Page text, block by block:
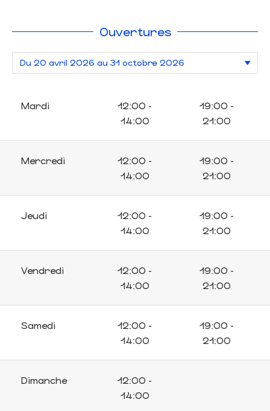
Ouvertures
Mardi
12:00 -
14:00
19:00 -
21:00
Mercredi
12:00 -
14:00
19:00 -
21:00
Jeudi
12:00 -
14:00
19:00 -
21:00
Vendredi
12:00 -
14:00
19:00 -
21:00
Samedi
12:00 -
14:00
19:00 -
21:00
Dimanche
12:00 -
14:00